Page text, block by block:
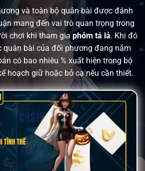
và toàn bộ quân bài được đánh
mang đến vai trò quan trọng trong
chơi khi tham giaphỏm tá lả. Khi đó
quân bài của đối phương đang nắm
có bao nhiêu % xuất hiện trong bộ
hoạch giữ hoặc bỏ cạ nếu cần thiết.